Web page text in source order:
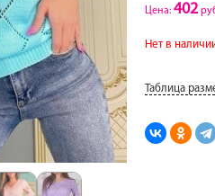
Цена: 402
Нет в
Таблица